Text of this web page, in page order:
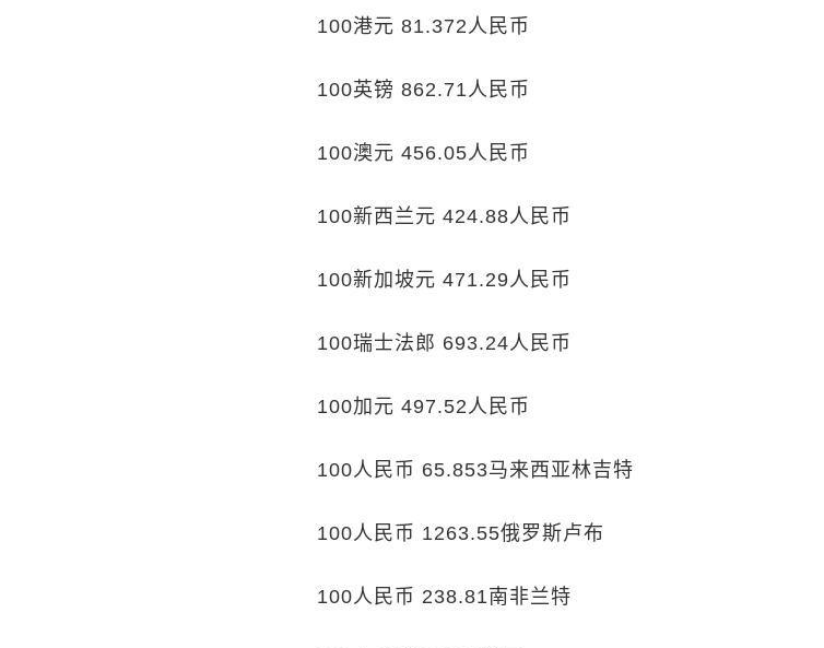
100港元 81.372人民币
100英镑 862.71人民币
100澳元 456.05人民币
100新西兰元 424.88人民币
100新加坡元 471.29人民币
100瑞士法郎 693.24人民币
100加元 497.52人民币
100人民币 65.853马来西亚林吉特
100人民币 1263.55俄罗斯卢布
100人民币 238.81南非兰特